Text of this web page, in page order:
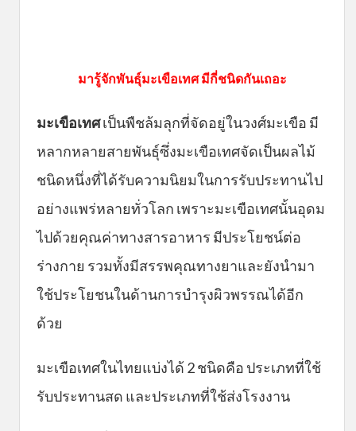
มารู้จักพันธุ์มะเขือเทศ มีกี่ชนิดกันเถอะ
มะเขือเทศเป็นพืชล้มลุกที่จัดอยู่ในวงศ์มะเขือ มี
หลากหลายสายพันธุ์ซึ่งมะเขือเทศจัดเป็นผลไม้
ชนิดหนึ่งที่ได้รับความนิยมในการรับประทานไป
อย่างแพร่หลายทั่วโลก เพราะมะเขือเทศนั้นอุดม
ไปด้วยคุณค่าทางสารอาหาร มีประโยชน์ต่อ
ร่างกาย รวมทั้งมีสรรพคุณทางยาและยังนำมา
ใช้ประโยชนในด้านการบำรุงผิวพรรณได้อีก
ด้วย
มะเขือเทศในไทยแบ่งได้ 2 ชนิดคือ ประเภทที่ใช้
รับประทานสด และประเภทที่ใช้ส่งโรงงาน